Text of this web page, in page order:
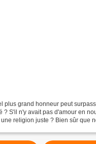
plus grand honneur peut
? S'il n'y avait pas d'amour en
religion juste ? Bien sûr que